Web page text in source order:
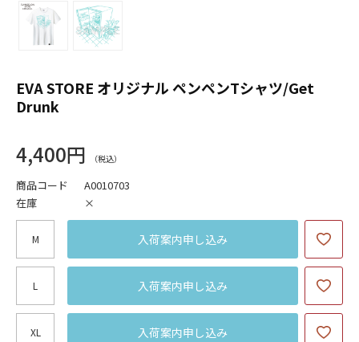
EVA STORE オリジナル ペンペンTシャツ/Get
Drunk
4,400円
商品コード
A0010703
在庫
×
M 入荷案内申し込み
L 入荷案内申し込み
XL 入荷案内申し込み